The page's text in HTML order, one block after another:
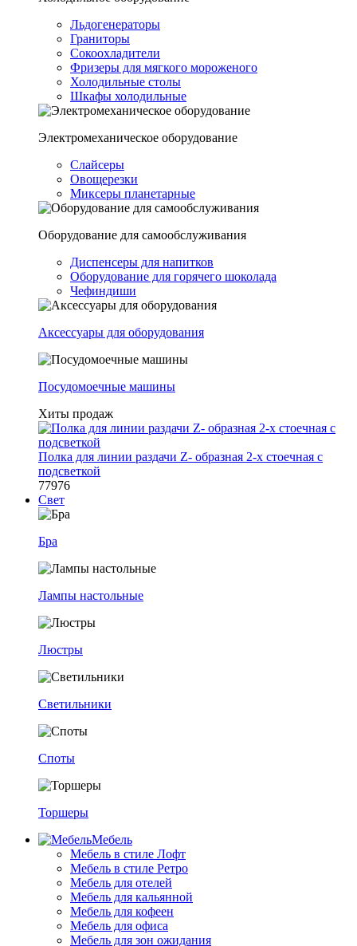
Льдогенераторы
Граниторы
Сокоохладители
Фризеры для мягкого мороженого
Холодильные столы
Шкафы холодильные
Электромеханическое оборудование
Слайсеры
Овощерезки
Миксеры планетарные
Оборудование для самообслуживания
Диспенсеры для напитков
Оборудование для горячего шоколада
Чефиндиши
Аксессуары для оборудования
Посудомоечные машины
Хиты продаж
Полка для линии раздачи Z- образная 2-х стоечная с
подсветкой
77976
Свет
Бра
Лампы настольные
Люстры
Светильники
Споты
Торшеры
Мебель
Мебель в стиле Лофт
Мебель в стиле Ретро
Мебель для отелей
Мебель для кальянной
Мебель для кофеен
Мебель для офиса
Мебель для зон ожидания